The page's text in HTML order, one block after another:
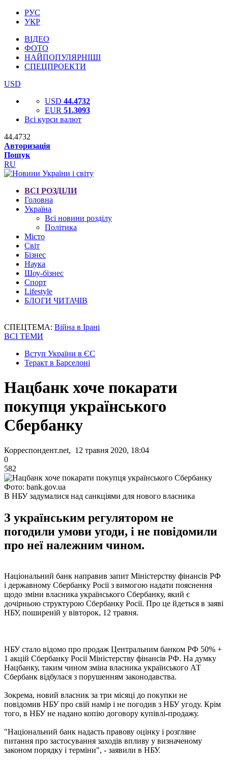
РУС
УКР
ВІДЕО
ФОТО
НАЙПОПУЛЯРНІШІ
СПЕЦПРОЕКТИ
USD
USD 44.4732
EUR 51.3093
Всі курси валют
44.4732
Авторизація
Пошук
RU
ВСІ РОЗДІЛИ
Головна
Україна
Всі новини розділу
Політика
Місто
Світ
Бізнес
Наука
Шоу-бізнес
Спорт
Lifestyle
БЛОГИ ЧИТАЧІВ
СПЕЦТЕМА: Війна в Ірані
ВСІ ТЕМИ
Вступ України в ЄС
Теракт в Барселоні
Нацбанк хоче покарати
покупця українського
Сбербанку
Корреспондент.net, 12 травня 2020, 18:04
0
582
Фото: bank.gov.ua
В НБУ задумалися над санкціями для нового власника
З українським регулятором не
погодили умови угоди, і не повідомили
про неї належним чином.
Національний банк направив запит Міністерству фінансів РФ
і державному Сбербанку Росії з вимогою надати пояснення
щодо зміни власника українського Сбербанку, який є
дочірньою структурою Сбербанку Росії. Про це йдеться в заяві
НБУ, поширеній у вівторок, 12 травня.
НБУ стало відомо про продаж Центральним банком РФ 50% +
1 акцій Сбербанку Росії Міністерству фінансів РФ. На думку
Нацбанку, таким чином зміна власника українського АТ
Сбербанк відбулася з порушенням законодавства.
Зокрема, новий власник за три місяці до покупки не
повідомив НБУ про свій намір і не погодив з НБУ угоду. Крім
того, в НБУ не надано копію договору купівлі-продажу.
"Національний банк надасть правову оцінку і розгляне
питання про застосування заходів впливу у визначеному
законом порядку і терміни", - заявили в НБУ.